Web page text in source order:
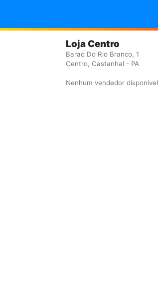
Loja Centro
Barao Do Rio Branco, 1
Centro, Castanhal - PA
Nenhum vendedor disponível